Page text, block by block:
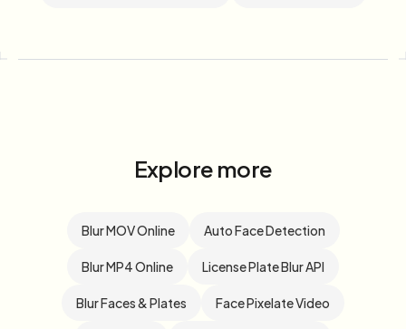
Explore more
Blur MOV Online Auto Face Detection
Blur MP4 Online License Plate Blur API
Blur Faces & Plates Face Pixelate Video